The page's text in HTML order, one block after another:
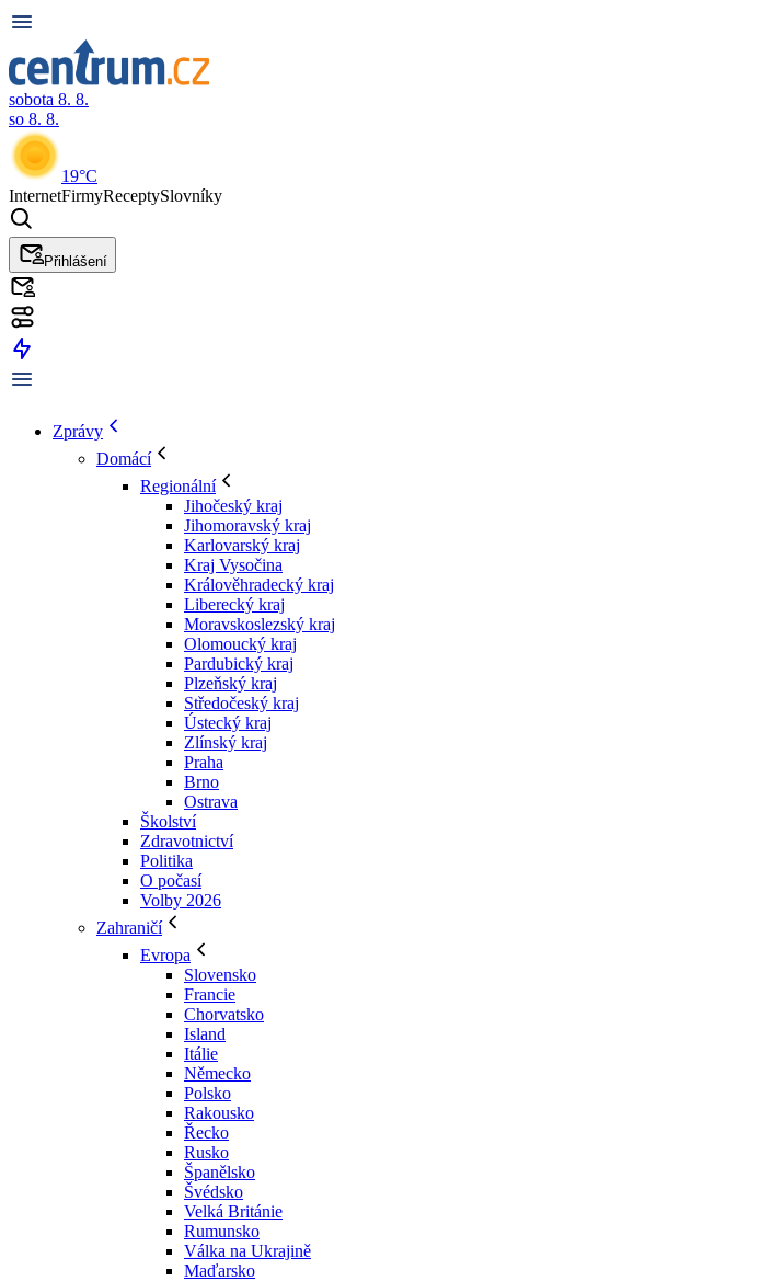
sobota 8. 8.
so 8. 8.
19°C
InternetFirmyReceptySlovníky
Přihlášení
Zprávy
Domácí
Regionální
Jihočeský kraj
Jihomoravský kraj
Karlovarský kraj
Kraj Vysočina
Králověhradecký kraj
Liberecký kraj
Moravskoslezský kraj
Olomoucký kraj
Pardubický kraj
Plzeňský kraj
Středočeský kraj
Ústecký kraj
Zlínský kraj
Praha
Brno
Ostrava
Školství
Zdravotnictví
Politika
O počasí
Volby 2026
Zahraničí
Evropa
Slovensko
Francie
Chorvatsko
Island
Itálie
Německo
Polsko
Rakousko
Řecko
Rusko
Španělsko
Švédsko
Velká Británie
Rumunsko
Válka na Ukrajině
Maďarsko